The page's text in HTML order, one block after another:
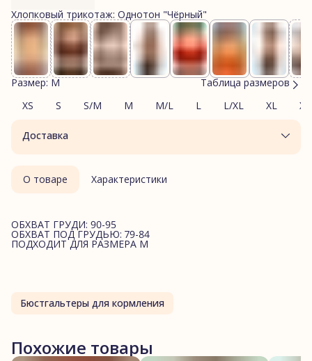
Хлопковый трикотаж: Однотон "Чёрный"
Размер: M
Таблица размеров
XS
S S/M M M/L L L/XL XL
Доставка
О товаре Характеристики
ОБХВАТ ГРУДИ: 90-95
ОБХВАТ ПОД ГРУДЬЮ: 79-84
ПОДХОДИТ ДЛЯ РАЗМЕРА M
Бюстгальтеры для кормления
Похожие товары